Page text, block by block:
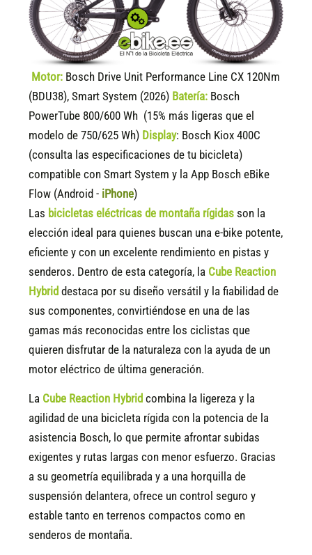
Motor: Bosch Drive Unit Performance Line CX 120Nm
(BDU38), Smart System (2026) Batería: Bosch
PowerTube 800/600 Wh (15% más ligeras que el
modelo de 750/625 Wh) Display: Bosch Kiox 400C
(consulta las especificaciones de tu bicicleta)
compatible con Smart System y la App Bosch eBike
Flow (Android - iPhone)
Las bicicletas eléctricas de montaña rígidas son la
elección ideal para quienes buscan una e-bike potente,
eficiente y con un excelente rendimiento en pistas y
senderos. Dentro de esta categoría, la Cube Reaction
Hybrid destaca por su diseño versátil y la fiabilidad de
sus componentes, convirtiéndose en una de las
gamas más reconocidas entre los ciclistas que
quieren disfrutar de la naturaleza con la ayuda de un
motor eléctrico de última generación.
La Cube Reaction Hybrid combina la ligereza y la
agilidad de una bicicleta rígida con la potencia de la
asistencia Bosch, lo que permite afrontar subidas
exigentes y rutas largas con menor esfuerzo. Gracias
a su geometría equilibrada y a una horquilla de
suspensión delantera, ofrece un control seguro y
estable tanto en terrenos compactos como en
senderos de montaña.